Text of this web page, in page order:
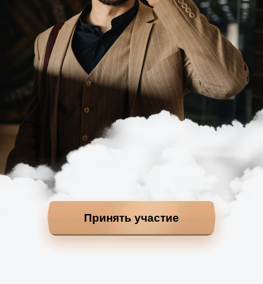
Принять участие